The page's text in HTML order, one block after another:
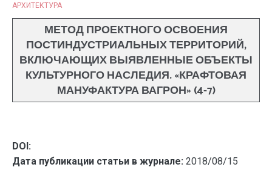
АРХИТЕКТУРА
МЕТОД ПРОЕКТНОГО ОСВОЕНИЯ
ПОСТИНДУСТРИАЛЬНЫХ ТЕРРИТОРИЙ,
ВКЛЮЧАЮЩИХ ВЫЯВЛЕННЫЕ ОБЪЕКТЫ
КУЛЬТУРНОГО НАСЛЕДИЯ. «КРАФТОВАЯ
МАНУФАКТУРА ВАГРОН» (4-7)
DOI:
Дата публикации статьи в журнале: 2018/08/15